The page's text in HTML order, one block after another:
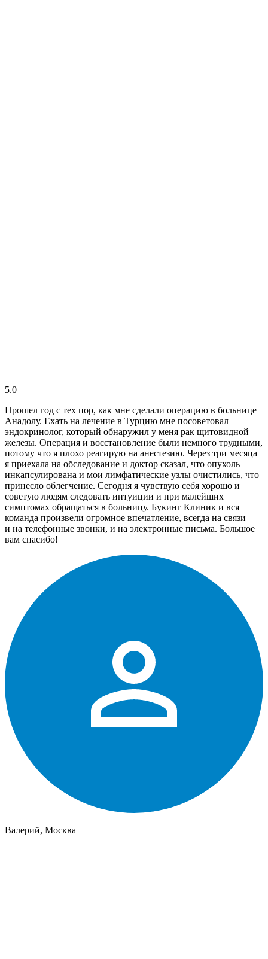
5.0
Прошел год с тех пор, как мне сделали операцию в больнице
Анадолу. Ехать на лечение в Турцию мне посоветовал
эндокринолог, который обнаружил у меня рак щитовидной
железы. Операция и восстановление были немного трудными,
потому что я плохо реагирую на анестезию. Через три месяца
я приехала на обследование и доктор сказал, что опухоль
инкапсулирована и мои лимфатические узлы очистились, что
принесло облегчение. Сегодня я чувствую себя хорошо и
советую людям следовать интуиции и при малейших
симптомах обращаться в больницу. Букинг Клиник и вся
команда произвели огромное впечатление, всегда на связи —
и на телефонные звонки, и на электронные письма. Большое
вам спасибо!
Валерий, Москва